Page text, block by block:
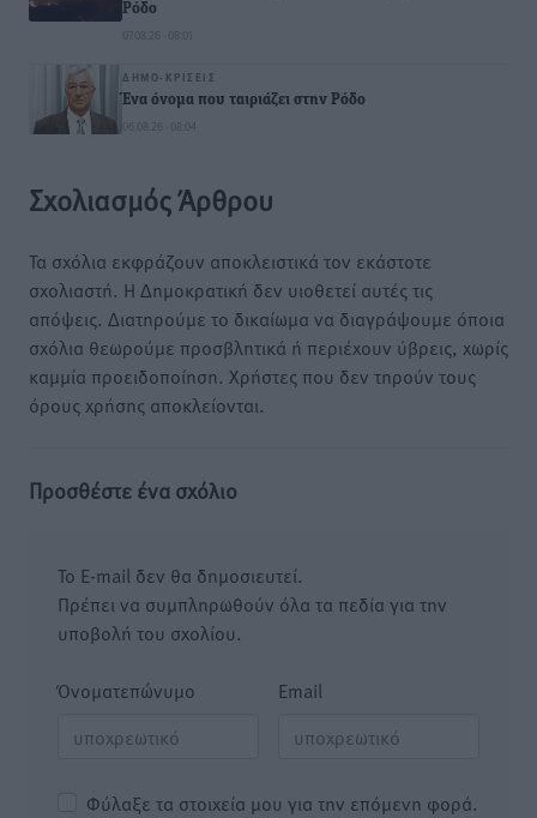
Ρόδο
07.08.26 · 08:01
ΔΗΜΟ-ΚΡΊΣΕΙΣ
Ένα όνομα που ταιριάζει στην Ρόδο
06.08.26 · 08:04
Σχολιασμός Άρθρου
Τα σχόλια εκφράζουν αποκλειστικά τον εκάστοτε
σχολιαστή. Η Δημοκρατική δεν υιοθετεί αυτές τις
απόψεις. Διατηρούμε το δικαίωμα να διαγράψουμε όποια
σχόλια θεωρούμε προσβλητικά ή περιέχουν ύβρεις, χωρίς
καμμία προειδοποίηση. Χρήστες που δεν τηρούν τους
όρους χρήσης αποκλείονται.
Προσθέστε ένα σχόλιο
Το E-mail δεν θα δημοσιευτεί.
Πρέπει να συμπληρωθούν όλα τα πεδία για την
υποβολή του σχολίου.
Όνοματεπώνυμο Email
Φύλαξε τα στοιχεία μου για την επόμενη φορά.